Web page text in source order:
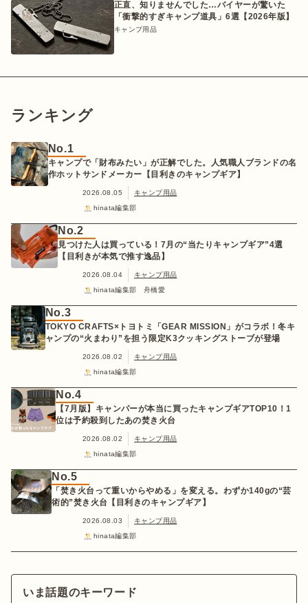
正直、知りませんでした…バイヤーが驚いた
「衝撃的すぎキャンプ道具」6選【2026年版】
キャンプ用品
ランキング
No.1
キャンプで「財布みたい」が正解でした。人気職人ブランドの名
作ホットサンドメーカー【目利きのキャンプギア】
2026.08.05
キャンプ用品
hinata編集部
No.2
見つけた人は買っている！7月の“当たりキャンプギア”4選
【目利きが本気で推す逸品】
2026.08.04
キャンプ用品
hinata編集部 舟橋愛
No.3
TOKYO CRAFTS×トヨトミ「GEAR MISSION」がコラボ！冬キ
ャンプの“火まわり”を担う限定K3クッキングストーブが登場
2026.08.02
キャンプ用品
hinata編集部
No.4
【7月版】キャンパーが本当に買ったキャンプギアTOP10！1
位は予約殺到したあの焚き火台
2026.08.02
キャンプ用品
hinata編集部
No.5
「焚き火台って重いからやめる」を変える。わずか140gの“芸
術的”焚き火台【目利きのキャンプギア】
2026.08.03
キャンプ用品
hinata編集部
いま話題のキーワード